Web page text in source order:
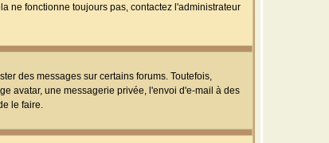
ne fonctionne toujours pas, contactez l'administrateur
des messages sur certains forums. Toutefois,
avatar, une messagerie privée, l'envoi d'e-mail à des
le faire.